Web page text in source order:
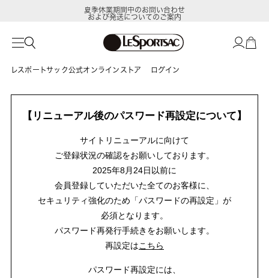
夏季休業期間中のお問い合わせ
および発送についてのご案内
レスポートサック公式オンラインストア ログイン
【リニューアル後のパスワード再設定について】
サイトリニューアルに向けて
ご登録状況の確認をお願いしております。
2025年8月24日以前に
会員登録していただいた全てのお客様に、
セキュリティ強化のため「パスワードの再設定」が
必須となります。
パスワード再発行手続きをお願いします。
再設定はこちら
パスワード再設定には、